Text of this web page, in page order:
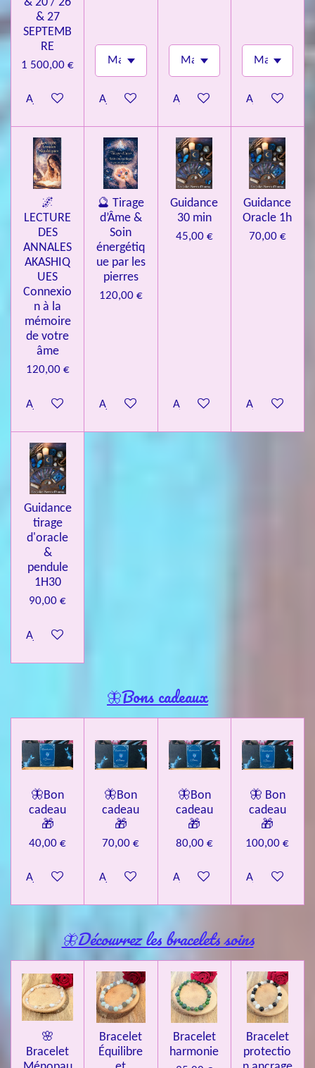
& 27
SEPTEMB
RE
1 500,00 €
Ajouter au panierAjouter au panierAjouter au panierAjouter au
🌌
LECTURE
DES
ANNALES
AKASHIQ
UES
Connexio
n à la
mémoire
de votre
âme
120,00 €
Ajouter au panier
🔮 Tirage
d’Âme &
Soin
énergétiq
ue par les
pierres
120,00 €
Ajouter au panier
Guidance
30 min
45,00 €
Ajouter au panier
Guidance
Oracle 1h
70,00 €
Ajouter au
Guidance
tirage
d'oracle
&
pendule
1H30
90,00 €
Ajouter au panier
🦋Bons cadeaux
🦋Bon
cadeau
🎁
40,00 €
Ajouter au panier
🦋Bon
cadeau
🎁
70,00 €
Ajouter au panier
🦋Bon
cadeau
🎁
80,00 €
Ajouter au panier
🦋 Bon
cadeau
🎁
100,00 €
Ajouter au
🦋Découvrez les bracelets soins
🌸
Bracelet
Bracelet
Équilibre
Bracelet
harmonie
Bracelet
protectio